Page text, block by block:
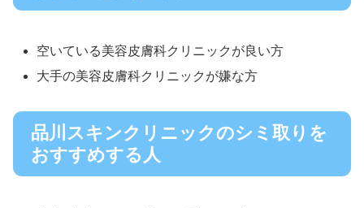
空いている美容皮膚科クリニックが良い方
大手の美容皮膚科クリニックが嫌な方
品川スキンクリニックのシミ取りを
おすすめする人